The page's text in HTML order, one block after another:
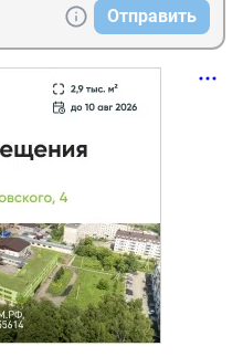
Отправить